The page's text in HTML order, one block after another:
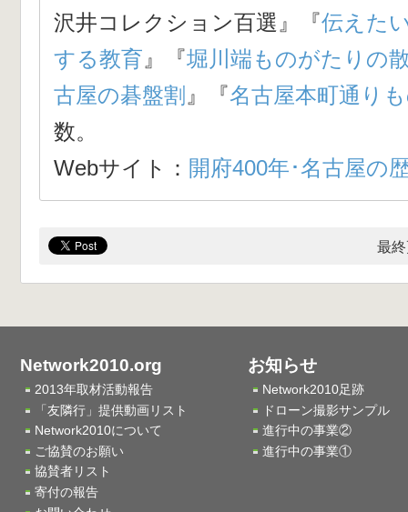
沢井コレクション百選 』『伝えた
する教育 』『堀川端ものがたりの
古屋の碁盤割 』『名古屋本町通り
数。
Webサイト： 開府400年･名古屋の
最
Network2010.org
2013年取材活動報告
「友隣行」提供動画リスト
Network2010について
ご協賛のお願い
協賛者リスト
寄付の報告
お知らせ
Network2010足跡
ドローン撮影サンプル
進行中の事業②
進行中の事業①